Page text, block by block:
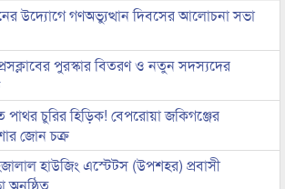
উদ্যোগে গণঅভ্যুত্থান দিবসের আলোচনা সভা
পুরস্কার বিতরণ ও নতুন সদস্যদের
চুরির হিড়িক! বেপরোয়া জকিগঞ্জের
জোন চক্র
হাউজিং এস্টেটস (উপশহর) প্রবাসী